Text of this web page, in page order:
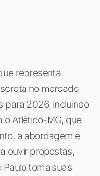
representa
no mercado
para 2026, incluindo
o Atlético-MG, que
a abordagem é
ouvir propostas,
Paulo toma suas